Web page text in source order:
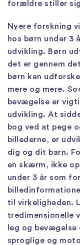
forældre stiller
Nyere forskning
hos børn under 3
udvikling. Børn
det er gennem
børn kan
mere og mere.
bevægelse er
udvikling. At
bog ved at pege
billederne, er
dig og dit barn.
en skærm, ikke
under 3 år som
til virkeligheden.
tredimensionelle
leg og
sproglige og